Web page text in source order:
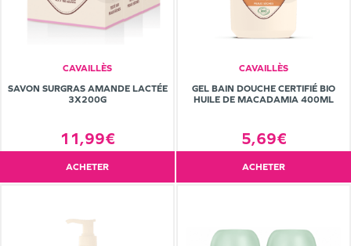
CAVAILLÈS
SAVON SURGRAS AMANDE LACTÉE
3X200G
11,99€
ACHETER
CAVAILLÈS
GEL BAIN DOUCHE CERTIFIÉ BIO
HUILE DE MACADAMIA 400ML
5,69€
ACHETER